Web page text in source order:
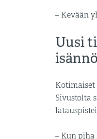
– Kevään
Uusi
Sivustolta
– Kun